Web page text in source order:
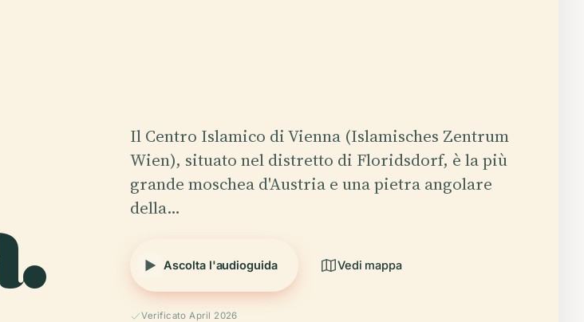
Il Centro Islamico di Vienna (Islamisches Zentrum
Wien), situato nel distretto di Floridsdorf, è la più
grande moschea d'Austria e una pietra angolare
della…
Ascolta l'audioguida Vedi mappa
Verificato April 2026